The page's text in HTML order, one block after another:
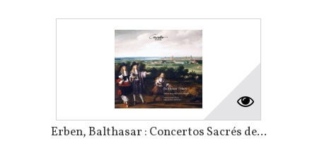
Erben, Balthasar : Concertos Sacrés de...